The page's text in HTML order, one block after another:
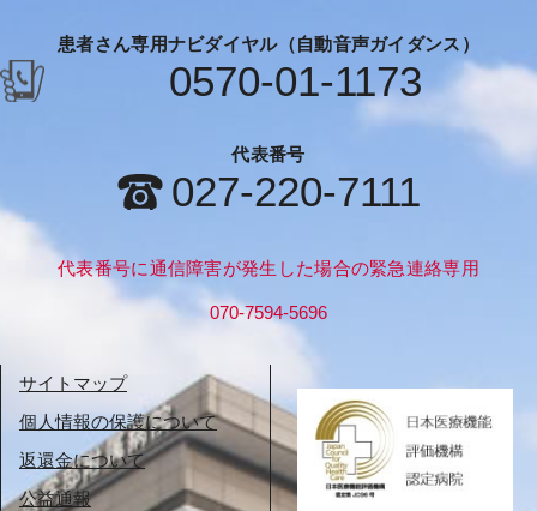
患者さん専用ナビダイヤル（自動音声ガイダンス）
0570-01-1173
代表番号
027-220-7111
代表番号に通信障害が発生した場合の緊急連絡専用
070-7594-5696
サイトマップ
個人情報の保護について
返還金について
公益通報